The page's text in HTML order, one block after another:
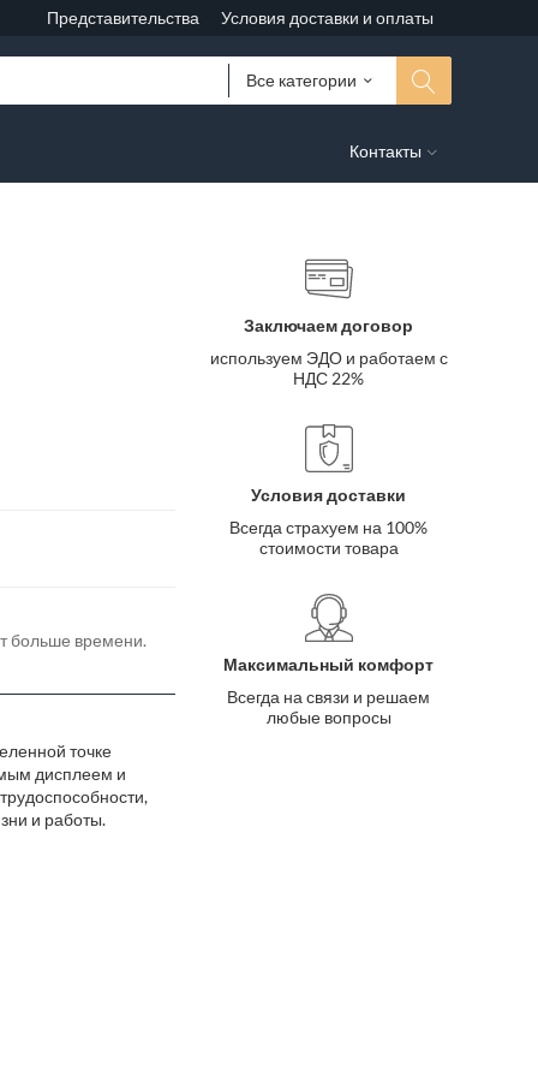
Представительства Условия доставки и оплаты
Все категории
Контакты
больше времени.
точке
дисплеем и
и работы.
Заключаем договор
используем ЭДО и работаем с
НДС 22%
Условия доставки
Всегда страхуем на 100%
стоимости товара
Максимальный комфорт
Всегда на связи и решаем
любые вопросы